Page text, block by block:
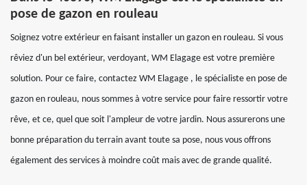
pose de gazon en rouleau
Soignez votre extérieur en faisant installer un gazon en rouleau. Si vous
rêviez d'un bel extérieur, verdoyant, WM Elagage est votre première
solution. Pour ce faire, contactez WM Elagage , le spécialiste en pose de
gazon en rouleau, nous sommes à votre service pour faire ressortir votre
rêve, et ce, quel que soit l'ampleur de votre jardin. Nous assurerons une
bonne préparation du terrain avant toute sa pose, nous vous offrons
également des services à moindre coût mais avec de grande qualité.